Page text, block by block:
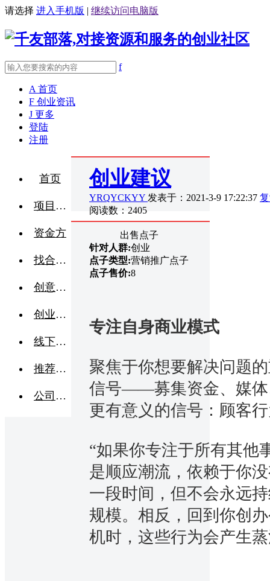
请选择 进入手机版 | 继续访问电脑版
f
A 首页
F 创业资讯
J 更多
登陆
注册
首页
项目融资
资金方
找合伙人
创意点子
创业交流
线下活动
推荐企业
公司转让
创业建议
YRQYCKYY 发表于：2021-3-9 17:22:37
阅读数：2405
出售点子
针对人群:创业
点子类型:营销推广点子
点子售价:8
专注自身商业模式
聚焦于你想要解决问题
信号——募集资金、媒
更有意义的信号：顾客
“如果你专注于所有其他
是顺应潮流，依赖于你
一段时间，但不会永远
规模。相反，回到你创
机时，这些行为会产生